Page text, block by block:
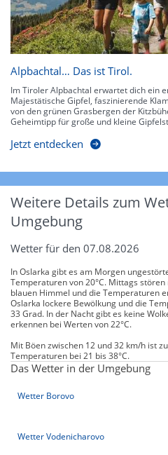
Alpbachtal… Das ist Tirol.
Im Tiroler Alpbachtal erwartet dich ein
Majestätische Gipfel, faszinierende
von den grünen Grasbergen der
Geheimtipp für große und kleine
Jetzt entdecken
Weitere Details zum
Umgebung
Wetter für den 07.08.2026
In Oslarka gibt es am Morgen
Temperaturen von 20°C. Mittags
blauen Himmel und die Temperaturen
Oslarka lockere Bewölkung und die
33 Grad. In der Nacht gibt es keine
erkennen bei Werten von 22°C.
Mit Böen zwischen 12 und 32 km/h ist
Temperaturen bei 21 bis 38°C.
Das Wetter in der Umgebung
Wetter Borovo
Wetter Vodenicharovo